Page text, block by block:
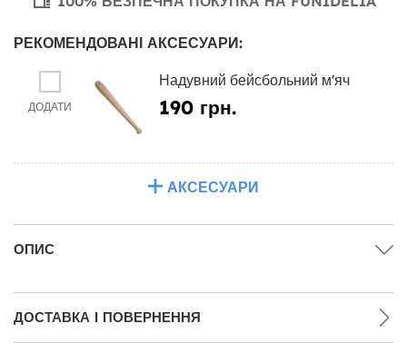
РЕКОМЕНДОВАНІ АКСЕСУАРИ:
ДОДАТИ
Надувний бейсбольний м'яч
190 грн.
АКСЕСУАРИ
ОПИС
ДОСТАВКА І ПОВЕРНЕННЯ